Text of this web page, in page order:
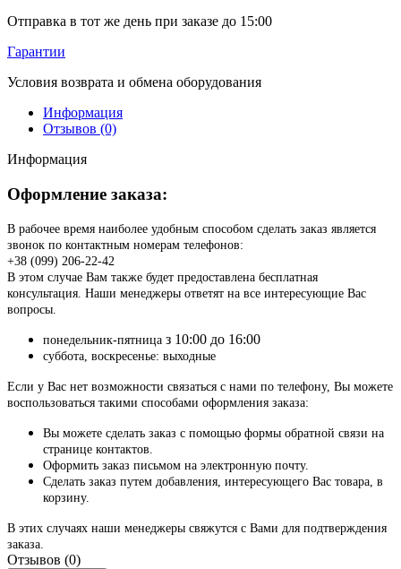
Отправка в тот же день при заказе до 15:00
Гарантии
Условия возврата и обмена оборудования
Информация
Отзывов (0)
Информация
Оформление заказа:
В рабочее время наиболее удобным способом сделать заказ является
звонок по контактным номерам телефонов:
+38 (099) 206-22-42
В этом случае Вам также будет предоставлена бесплатная
консультация. Наши менеджеры ответят на все интересующие Вас
вопросы.
понедельник-пятница з 10:00 до 16:00
суббота, воскресенье: выходные
Если у Вас нет возможности связаться с нами по телефону, Вы можете
воспользоваться такими способами оформления заказа:
Вы можете сделать заказ с помощью формы обратной связи на
странице контактов.
Оформить заказ письмом на электронную почту.
Сделать заказ путем добавления, интересующего Вас товара, в
корзину.
В этих случаях наши менеджеры свяжутся с Вами для подтверждения
заказа.
Отзывов (0)